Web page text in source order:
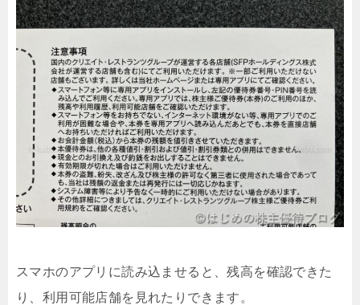
スマホのアプリに読み込ませると、残高を確認できた
り、利用可能店舗を見れたりできます。